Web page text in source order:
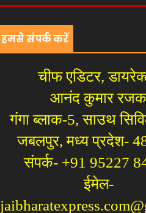
हमसे संपर्क करें
चीफ एडिटर,
आनंद कुमार रजक
गंगा ब्लाक-5, साउथ
जबलपुर, मध्य प्रदेश-
संपर्क- +91 95227
ईमेल-